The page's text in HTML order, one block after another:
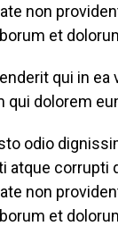
non
et
qui in
dolorem
odio
atque corrupti
non
et